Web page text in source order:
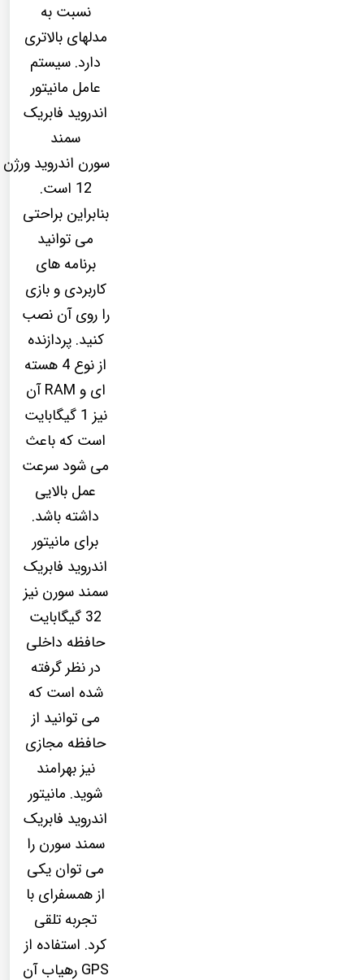
نسبت به
مدلهای بالاتری
دارد. سیستم
عامل مانیتور
اندروید فابریک
سمند
سورن اندروید ورژن
12 است.
بنابراین براحتی
می توانید
برنامه های
کاربردی و بازی
را روی آن نصب
کنید. پردازنده
از نوع 4 هسته
ای و RAM آن
نیز 1 گیگابایت
است که باعث
می شود سرعت
عمل بالایی
داشته باشد.
برای مانیتور
اندروید فابریک
سمند سورن نیز
32 گیگابایت
حافظه داخلی
در نظر گرفته
شده است که
می توانید از
حافظه مجازی
نیز بهرامند
شوید. مانیتور
اندروید فابریک
سمند سورن را
می توان یکی
از همسفرای با
تجربه تلقی
کرد. استفاده از
GPS رهیاب آن